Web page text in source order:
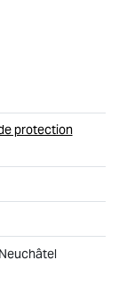
protection